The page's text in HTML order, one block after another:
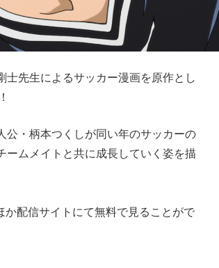
先生によるサッカー漫画を原作とし
公・柄本つくしが同い年のサッカーの
ームメイトと共に成長していく姿を描
配信サイトにて無料で見ることがで